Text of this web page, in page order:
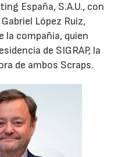
España, S.A.U., con
López Ruiz,
la compañía, quien
de SIGRAP, la
de ambos Scraps.